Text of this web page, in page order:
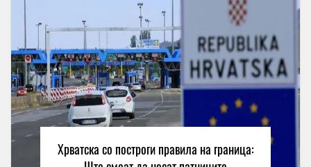
Хрватска со построги правила на граница: